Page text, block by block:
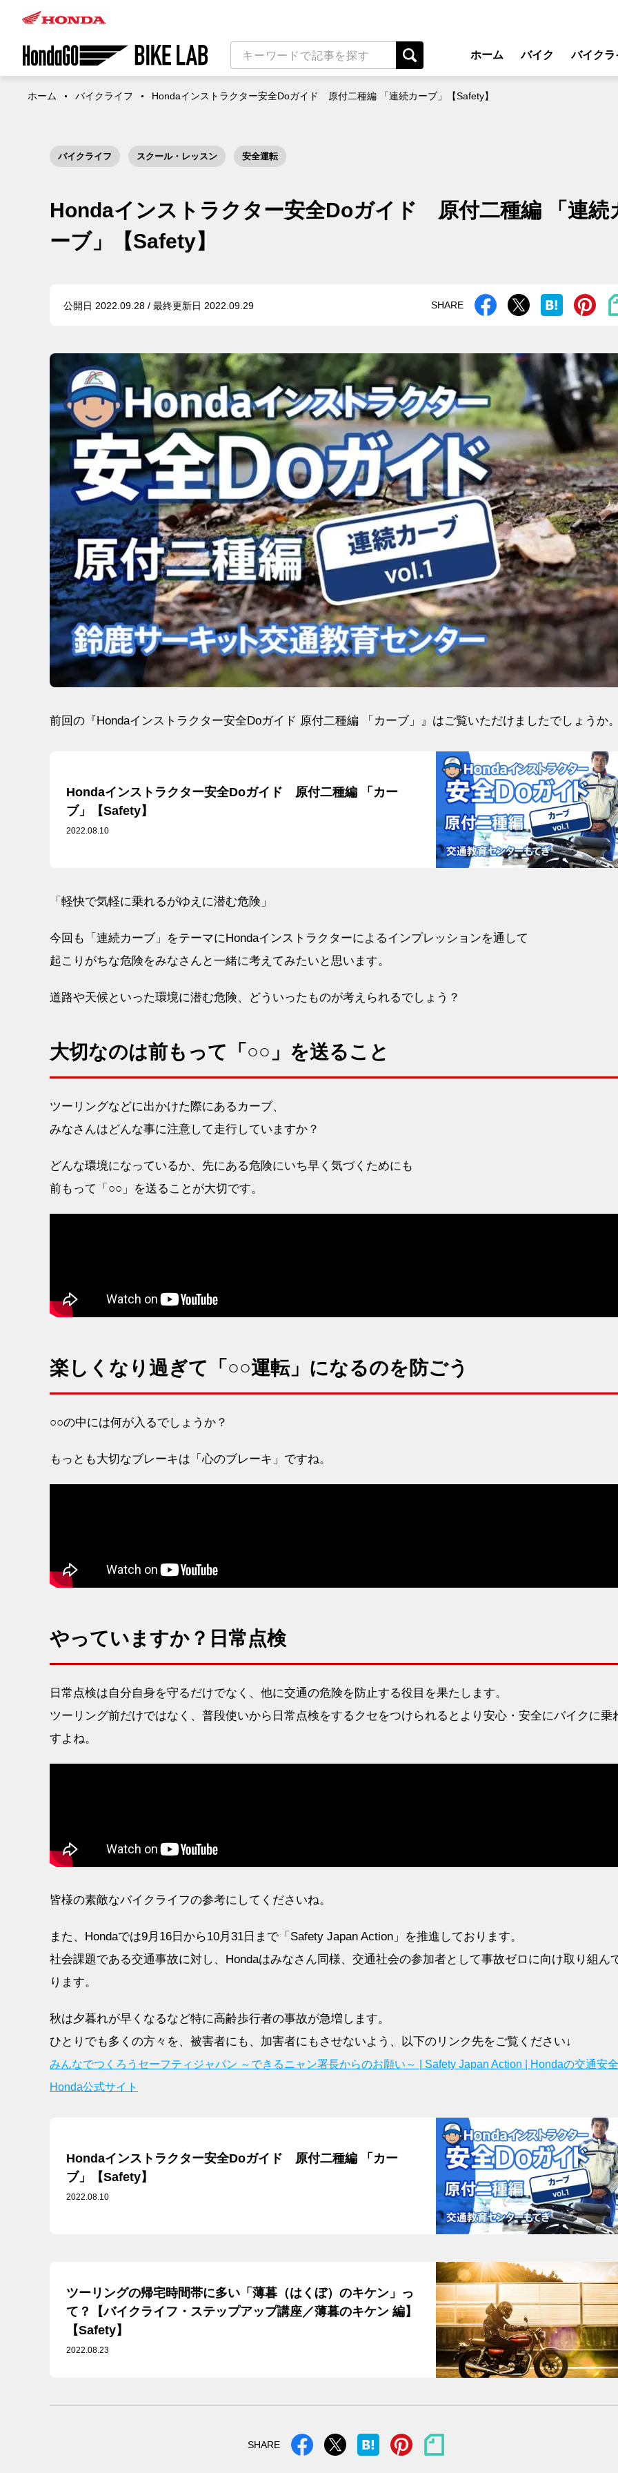
ホーム バイク
ビジネス
バイクラ
レンタル
ホーム バイクライフ Hondaインストラクター安全Doガイド 原付二種編 「連続カーブ」【Safety】
バイクライフ スクール・レッスン 安全運転
Hondaインストラクター安全Doガイド 原付二種編 「連続
ーブ」【Safety】
公開日 2022.09.28 / 最終更新日 2022.09.29 SHARE
前回の『Hondaインストラクター安全Doガイド 原付二種編 「カーブ」』はご覧いただけましたでしょうか
Hondaインストラクター安全Doガイド 原付二種編 「カー
ブ」【Safety】
2022.08.10
「軽快で気軽に乗れるがゆえに潜む危険」
今回も「連続カーブ」をテーマにHondaインストラクターによるインプレッションを通して
起こりがちな危険をみなさんと一緒に考えてみたいと思います。
道路や天候といった環境に潜む危険、どういったものが考えられるでしょう？
大切なのは前もって「○○」を送ること
ツーリングなどに出かけた際にあるカーブ、
みなさんはどんな事に注意して走行していますか？
どんな環境になっているか、先にある危険にいち早く気づくためにも
前もって「○○」を送ることが大切です。
楽しくなり過ぎて「○○運転」になるのを防ごう
○○の中には何が入るでしょうか？
もっとも大切なブレーキは「心のブレーキ」ですね。
やっていますか？日常点検
日常点検は自分自身を守るだけでなく、他に交通の危険を防止する役目を果たします。
ツーリング前だけではなく、普段使いから日常点検をするクセをつけられるとより安心・安全にバイクに乗
すよね。
皆様の素敵なバイクライフの参考にしてくださいね。
また、Hondaでは9月16日から10月31日まで「Safety Japan Action」を推進しております。
社会課題である交通事故に対し、Hondaはみなさん同様、交通社会の参加者として事故ゼロに向け取り組ん
ります。
秋は夕暮れが早くなるなど特に高齢歩行者の事故が急増します。
ひとりでも多くの方々を、被害者にも、加害者にもさせないよう、以下のリンク先をご覧ください↓
みんなでつくろうセーフティジャパン ～できるニャン署長からのお願い～ | Safety Japan Action | Hondaの交通安
Honda公式サイト
Hondaインストラクター安全Doガイド 原付二種編 「カー
ブ」【Safety】
2022.08.10
ツーリングの帰宅時間帯に多い「薄暮（はくぼ）のキケン」っ
て？【バイクライフ・ステップアップ講座／薄暮のキケン 編】
【Safety】
2022.08.23
SHARE